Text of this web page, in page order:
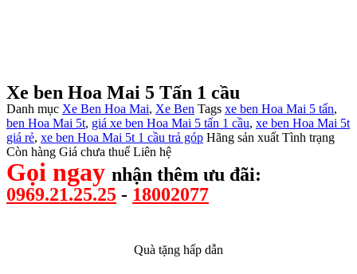
Xe ben Hoa Mai 5 Tấn 1 cầu
Danh mục Xe Ben Hoa Mai, Xe Ben Tags xe ben Hoa Mai 5 tấn,
ben Hoa Mai 5t, giá xe ben Hoa Mai 5 tấn 1 cầu, xe ben Hoa Mai 5t
giá rẻ, xe ben Hoa Mai 5t 1 cầu trả góp Hãng sản xuất Tình trạng
Còn hàng Giá chưa thuế Liên hệ
Gọi ngay nhận thêm ưu đãi:
0969.21.25.25 - 18002077
Quà tặng hấp dẫn